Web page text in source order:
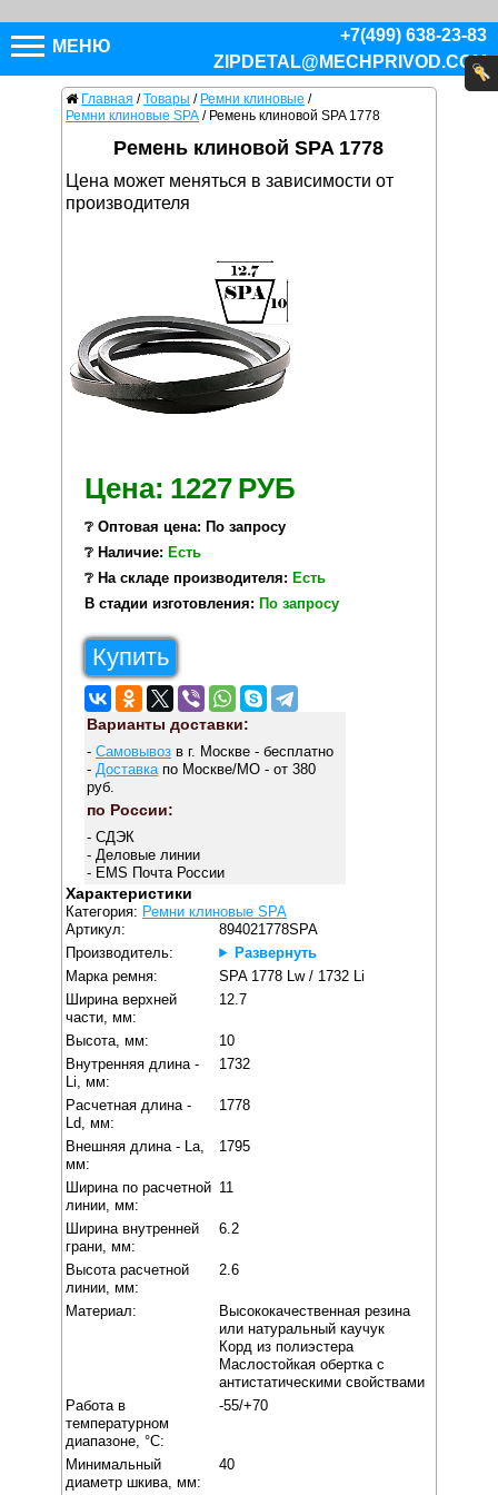
МЕНЮ
+7(499) 638-23-83
ZIPDETAL@MECHPRIVOD.COM
Главная / Товары / Ремни клиновые /
Ремни клиновые SPA / Ремень клиновой SPA 1778
Ремень клиновой SPA 1778
Цена может меняться в зависимости от
производителя
Цена: 1227 РУБ
❔ Оптовая цена: По запросу
❔ Наличие: Есть
❔ На складе производителя: Есть
В стадии изготовления: По запросу
Купить
Варианты доставки:
- Самовывозв г. Москве - бесплатно
- Доставкапо Москве/МО - от 380
руб.
по России:
- СДЭК
- Деловые линии
- EMS Почта России
Характеристики
Категория: Ремни клиновые SPA
Артикул:
894021778SPA
Производитель:
Развернуть
Марка ремня:
SPA 1778 Lw / 1732 Li
Ширина верхней
части, мм:
12.7
Высота, мм:
10
Внутренняя длина -
Li, мм:
1732
Расчетная длина -
Ld, мм:
1778
Внешняя длина - La,
мм:
1795
Ширина по расчетной
линии, мм:
11
Ширина внутренней
грани, мм:
6.2
Высота расчетной
линии, мм:
2.6
Материал:
Высококачественная резина
или натуральный каучук
Корд из полиэстера
Маслостойкая обертка с
антистатическими свойствами
Работа в
температурном
диапазоне, °C:
-55/+70
Минимальный
диаметр шкива, мм:
40